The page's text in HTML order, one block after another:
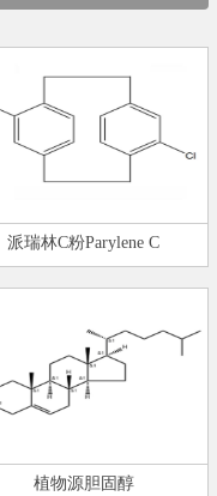
派瑞林C粉Parylene C
植物源胆固醇